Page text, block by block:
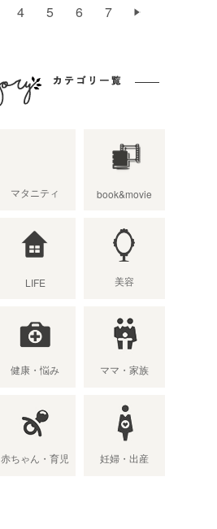
4 5 6
7
マタニティ book&movie
LIFE 美容
健康・悩み ママ・家族
赤ちゃん・育児 妊婦・出産